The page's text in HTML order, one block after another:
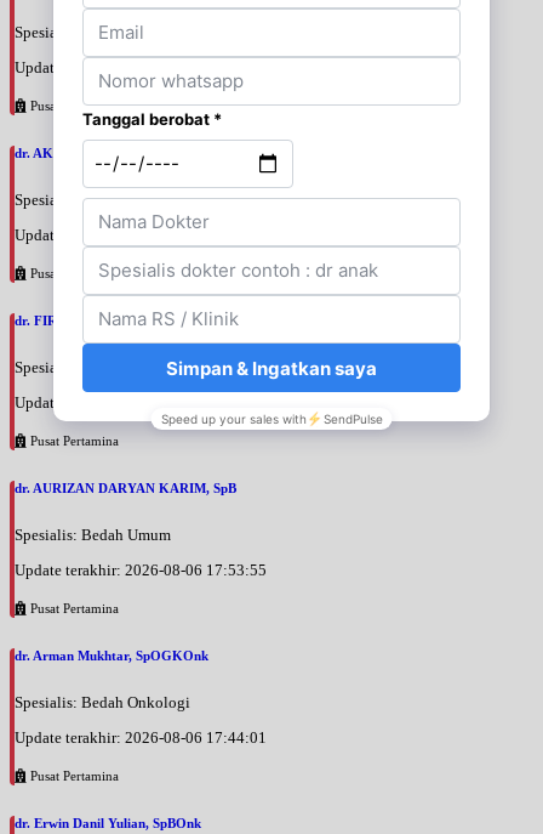
Spesialis: Bedah Urologi
Update terakhir: 2026-08-06 18:42:13
Pusat Pertamina
dr. AKBARI WAHYUDI KUSUMAH, SpU
Spesialis: Bedah Urologi
Update terakhir: 2026-08-06 18:38:38
Pusat Pertamina
dr. FIRTANTYO ADI SYAHPUTRA, SpU
Spesialis: Bedah Urologi
Update terakhir: 2026-08-06 18:29:29
Pusat Pertamina
dr. AURIZAN DARYAN KARIM, SpB
Spesialis: Bedah Umum
Update terakhir: 2026-08-06 17:53:55
Pusat Pertamina
dr. Arman Mukhtar, SpOGKOnk
Spesialis: Bedah Onkologi
Update terakhir: 2026-08-06 17:44:01
Pusat Pertamina
dr. Erwin Danil Yulian, SpBOnk